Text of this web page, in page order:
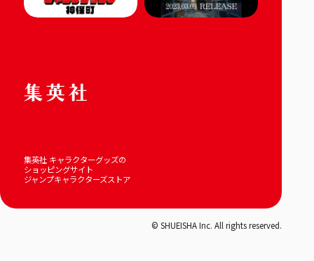
集英社 キャラクターグッズの
ショッピングサイト
ジャンプキャラクターズストア
© SHUEISHA Inc. All rights reserved.